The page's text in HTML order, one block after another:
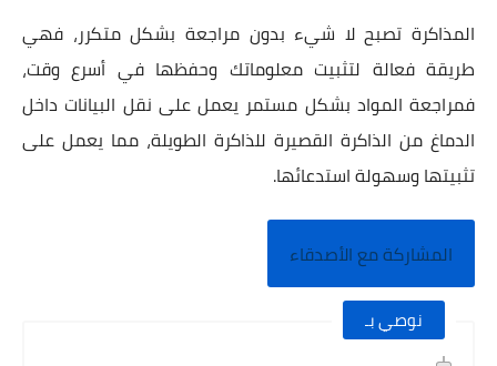
المذاكرة تصبح لا شيء بدون مراجعة بشكل متكرر، فهي
طريقة فعالة لتثبيت معلوماتك وحفظها في أسرع وقت،
فمراجعة المواد بشكل مستمر يعمل على نقل البيانات داخل
الدماغ من الذاكرة القصيرة للذاكرة الطويلة، مما يعمل على
تثبيتها وسهولة استدعائها.
المشاركة مع الأصدقاء
نوصي بـ